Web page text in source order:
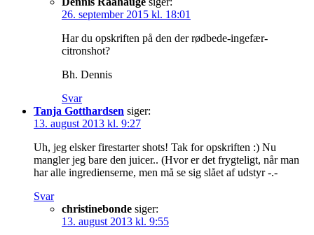
26. september 2015 kl. 18:01
Har du opskriften på den der rødbede-ingefær-
citronshot?
Bh. Dennis
Svar
Tanja Gotthardsen siger:
13. august 2013 kl. 9:27
Uh, jeg elsker firestarter shots! Tak for opskriften :) Nu
mangler jeg bare den juicer.. (Hvor er det frygteligt, når man
har alle ingredienserne, men må se sig slået af udstyr -.-
Svar
christinebonde siger:
13. august 2013 kl. 9:55